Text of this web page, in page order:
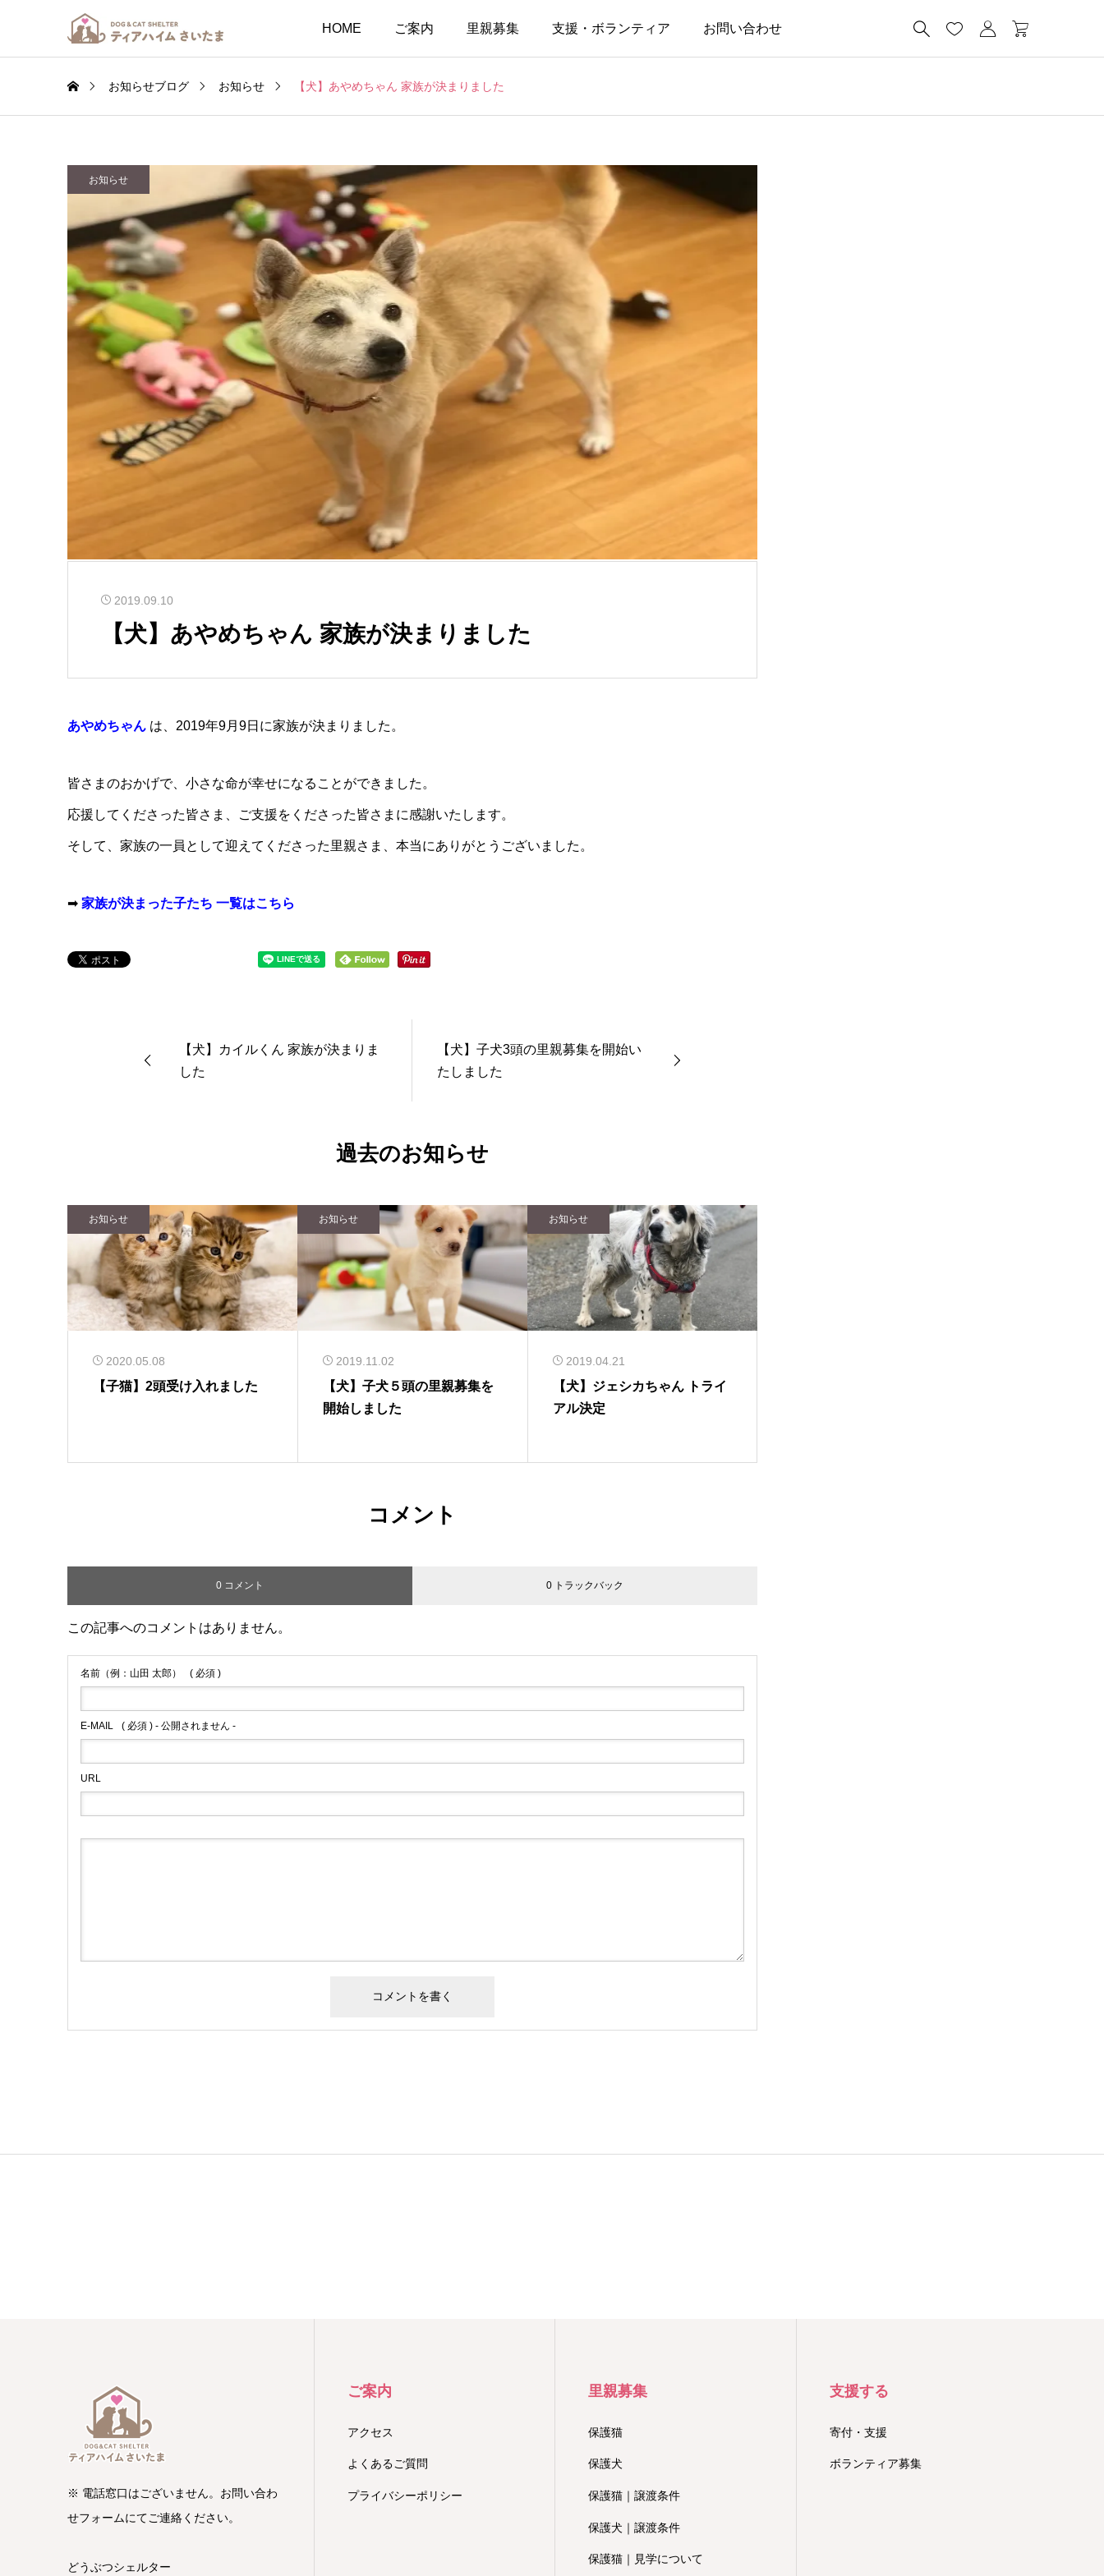
HOME ご案内 里親募集 支援・ボランティア お問い合わせ    
お知らせブログ お知らせ 【犬】あやめちゃん 家族が決まりました
お知らせ
2019.09.10
【犬】あやめちゃん 家族が決まりました
あやめちゃん は、2019年9月9日に家族が決まりました。
皆さまのおかげで、小さな命が幸せになることができました。
応援してくださった皆さま、ご支援をくださった皆さまに感謝いたします。
そして、家族の一員として迎えてくださった里親さま、本当にありがとうございました。
➡ 家族が決まった子たち 一覧はこちら
【犬】カイルくん 家族が決まりま
した
【犬】子犬3頭の里親募集を開始い
たしました
過去のお知らせ
お知らせ
2020.05.08
【子猫】2頭受け入れました
お知らせ
2019.11.02
【犬】子犬５頭の里親募集を
開始しました
お知らせ
2019.04.21
【犬】ジェシカちゃん トライ
アル決定
コメント
0 コメント 0 トラックバック
この記事へのコメントはありません。
名前（例：山田 太郎） ( 必須 )
E-MAIL ( 必須 ) - 公開されません -
URL
※ 電話窓口はございません。お問い合わ
せフォームにてご連絡ください。
どうぶつシェルター
ご案内
アクセス
よくあるご質問
プライバシーポリシー
里親募集
保護猫
保護犬
保護猫｜譲渡条件
保護犬｜譲渡条件
保護猫｜見学について
支援する
寄付・支援
ボランティア募集